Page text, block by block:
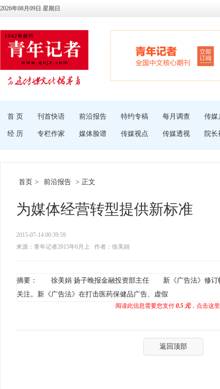
2026年08月09日 星期日
首 页 刊首快语 前沿报告 特约专稿 每月调查 传媒
经 历 专栏作家 媒体脸谱 传媒视点 传媒透视 院长
首页 > 前沿报告 > 正文
为媒体经营转型提供新标准
2015-07-14 00:39:59
来源：青年记者2015年6月上
作者：徐美娟
摘要： 徐美娟 扬子晚报金融投资部主任 新《广告法》修订
关注。新《广告法》在打击医药保健品广告、虚假
阅读此信息需要您支付 0.5 元，点击这
返回顶部